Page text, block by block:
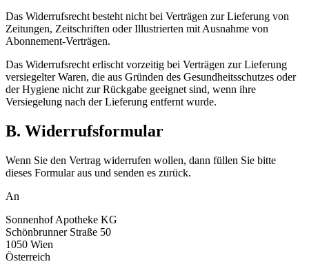
Das Widerrufsrecht besteht nicht bei Verträgen zur Lieferung von
Zeitungen, Zeitschriften oder Illustrierten mit Ausnahme von
Abonnement-Verträgen.
Das Widerrufsrecht erlischt vorzeitig bei Verträgen zur Lieferung
versiegelter Waren, die aus Gründen des Gesundheitsschutzes oder
der Hygiene nicht zur Rückgabe geeignet sind, wenn ihre
Versiegelung nach der Lieferung entfernt wurde.
B. Widerrufsformular
Wenn Sie den Vertrag widerrufen wollen, dann füllen Sie bitte
dieses Formular aus und senden es zurück.
An
Sonnenhof Apotheke KG
Schönbrunner Straße 50
1050 Wien
Österreich